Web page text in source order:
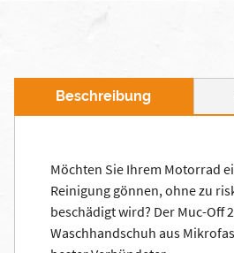
Beschreibung
Möchten Sie Ihrem Motorrad
Reinigung gönnen, ohne zu
beschädigt wird? Der Muc-Off
Waschhandschuh aus